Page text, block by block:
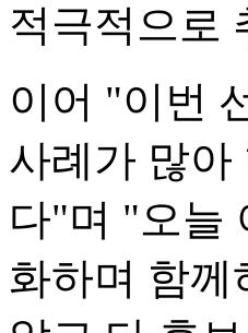
적극적으로
이어 "이번
사례가 많아
다"며 "오늘
화하며 함께